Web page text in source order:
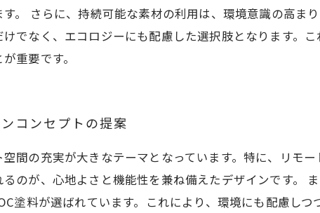
。 さらに、持続可能な素材の利用は、環境意識の高ま
でなく、エコロジーにも配慮した選択肢となります。
重要です。
コンセプトの提案
間の充実が大きなテーマとなっています。特に、リモ
のが、心地よさと機能性を兼ね備えたデザインです。
塗料が選ばれています。これにより、環境にも配慮し